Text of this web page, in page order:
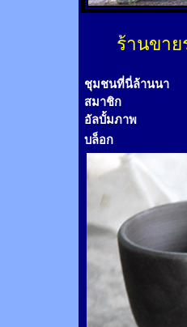
ร้านขาย
ชุมชนที่นี่ล้านนา
สมาชิก
อัลบั้มภาพ
บล็อก